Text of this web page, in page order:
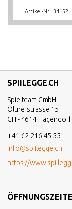
Artikel-Nr.: 34152
SPIILEGGE.CH
Spielteam GmbH
Oltnerstrasse 15
CH - 4614 Hägendorf
+41 62 216 45 55
info@spiilegge.ch
https://